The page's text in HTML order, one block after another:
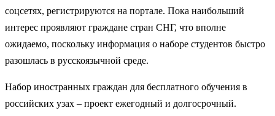
соцсетях, регистрируются на портале. Пока наибольший
интерес проявляют граждане стран СНГ, что вполне
ожидаемо, поскольку информация о наборе студентов быстро
разошлась в русскоязычной среде.
Набор иностранных граждан для бесплатного обучения в
российских узах – проект ежегодный и долгосрочный.